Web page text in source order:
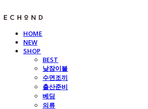
HOME
NEW
SHOP
BEST
낮잠이불
수면조끼
출산준비
베딩
의류